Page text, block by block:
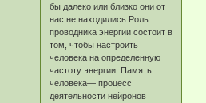
бы далеко или близко они от
нас не находились.Роль
проводника энергии состоит в
том, чтобы настроить
человека на определенную
частоту энергии. Память
человека— процесс
деятельности нейронов